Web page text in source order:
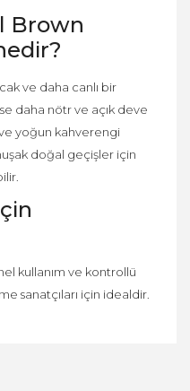
Brown
ve daha canlı bir
daha nötr ve açık deve
yoğun kahverengi
doğal geçişler için
kullanım ve kontrollü
sanatçıları için idealdir.